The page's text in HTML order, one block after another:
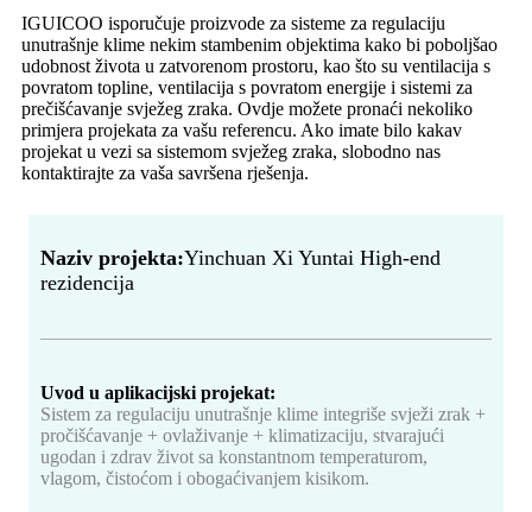
IGUICOO isporučuje proizvode za sisteme za regulaciju
unutrašnje klime nekim stambenim objektima kako bi poboljšao
udobnost života u zatvorenom prostoru, kao što su ventilacija s
povratom topline, ventilacija s povratom energije i sistemi za
prečišćavanje svježeg zraka. Ovdje možete pronaći nekoliko
primjera projekata za vašu referencu. Ako imate bilo kakav
projekat u vezi sa sistemom svježeg zraka, slobodno nas
kontaktirajte za vaša savršena rješenja.
Naziv projekta:Yinchuan Xi Yuntai High-end
rezidencija
Uvod u aplikacijski projekat:
Sistem za regulaciju unutrašnje klime integriše svježi zrak +
pročišćavanje + ovlaživanje + klimatizaciju, stvarajući
ugodan i zdrav život sa konstantnom temperaturom,
vlagom, čistoćom i obogaćivanjem kisikom.